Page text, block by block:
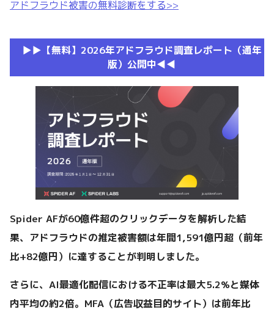
アドフラウド被害の無料診断をする>>
▶︎▶︎【無料】2026年アドフラウド調査レポート（通年
版）公開中◀︎◀︎
Spider AFが60億件超のクリックデータを解析した結
果、アドフラウドの推定被害額は年間1,591億円超（前年
比+82億円）に達することが判明しました。
さらに、AI最適化配信における不正率は最大5.2%と媒体
内平均の約2倍。MFA（広告収益目的サイト）は前年比